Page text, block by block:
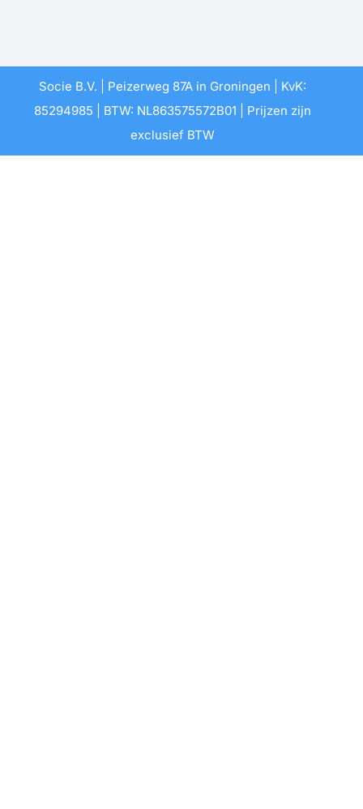
Socie B.V. | Peizerweg 87A in Groningen | KvK:
85294985 | BTW: NL863575572B01 | Prijzen zijn
exclusief BTW